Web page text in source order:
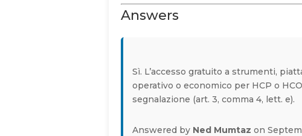
Answers
Sì. L’accesso gratuito a strumenti,
operativo o economico per HCP o
segnalazione (art. 3, comma 4, lett. e).
Answered by Ned Mumtaz on